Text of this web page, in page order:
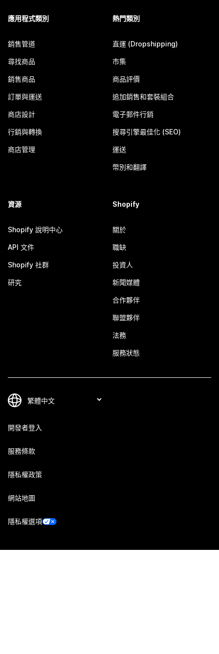
應用程式類別
銷售管道
尋找商品
銷售商品
訂單與運送
商店設計
行銷與轉換
商店管理
熱門類別
直運 (Dropshipping)
市集
商品評價
追加銷售和套裝組合
電子郵件行銷
搜尋引擎最佳化 (SEO)
運送
幣別和翻譯
資源
Shopify 說明中心
API 文件
Shopify 社群
研究
Shopify
關於
職缺
投資人
新聞媒體
合作夥伴
聯盟夥伴
法務
服務狀態
開發者登入
服務條款
隱私權政策
網站地圖
隱私權選項